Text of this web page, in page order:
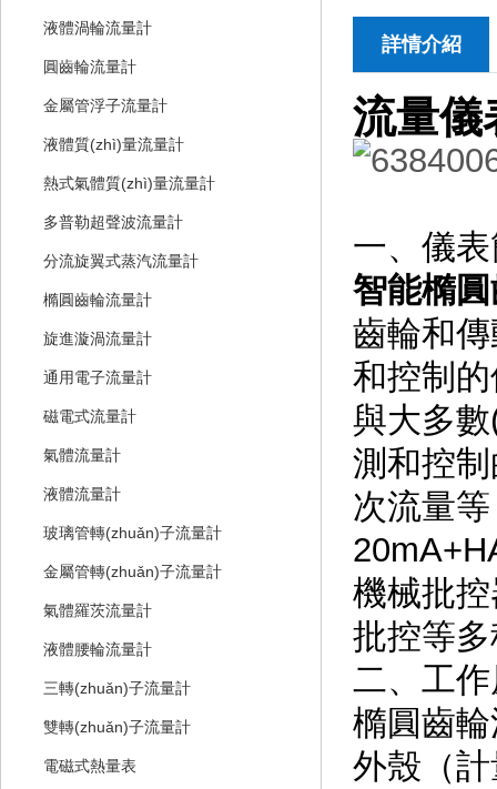
液體渦輪流量計
圓齒輪流量計
金屬管浮子流量計
液體質(zhì)量流量計
熱式氣體質(zhì)量流量計
多普勒超聲波流量計
分流旋翼式蒸汽流量計
橢圓齒輪流量計
旋進漩渦流量計
通用電子流量計
磁電式流量計
氣體流量計
液體流量計
玻璃管轉(zhuǎn)子流量計
金屬管轉(zhuǎn)子流量計
氣體羅茨流量計
液體腰輪流量計
三轉(zhuǎn)子流量計
雙轉(zhuǎn)子流量計
電磁式熱量表
詳情介紹
流量儀
一、儀
智能橢
齒輪和傳
和控制的
與大多
測和控制
次流量等
機械批控
批控等多
二、工
橢圓齒
外殼（計